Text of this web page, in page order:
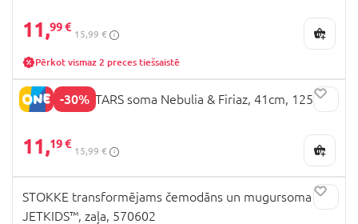
11,99 €
15,99 €
Pērkot vismaz 2 preces tiešsaistē
-30%
NEBULOUS STARS soma Nebulia & Firiaz, 41cm, 12571
11,19 €
15,99 €
STOKKE transformējams čemodāns un mugursoma
JETKIDS™, zaļa, 570602